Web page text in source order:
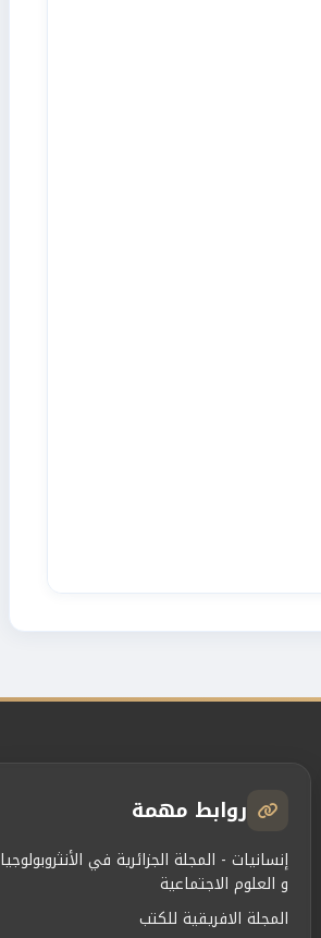
روابط مهمة
إنسانيات - المجلة الجزائرية في الأنثروبولوجيا
و العلوم الاجتماعية
المجلة الافريقية للكتب